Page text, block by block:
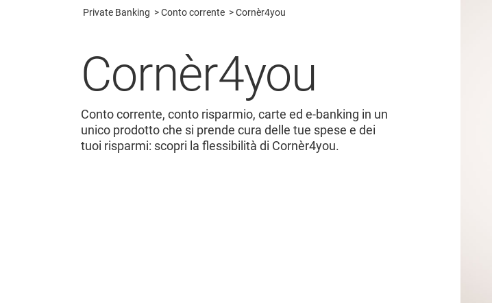
Private Banking Conto corrente Cornèr4you
Cornèr4you
Conto corrente, conto risparmio, carte ed e-banking in un
unico prodotto che si prende cura delle tue spese e dei
tuoi risparmi: scopri la flessibilità di Cornèr4you.